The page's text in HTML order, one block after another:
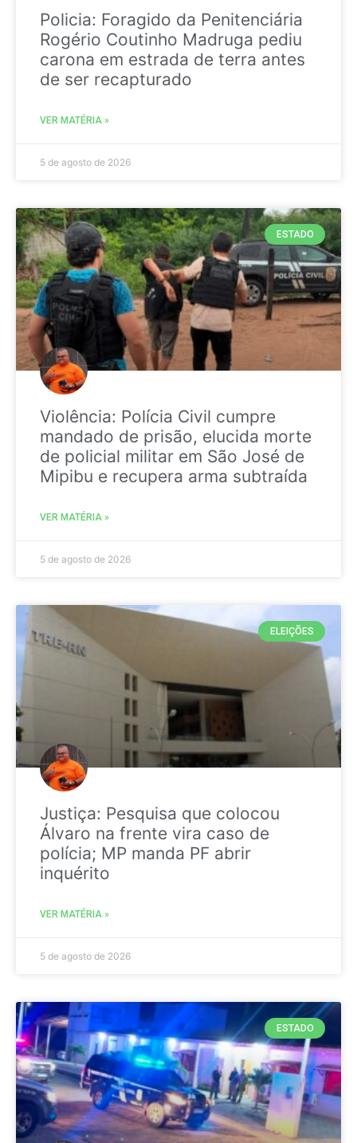
Policia: Foragido da Penitenciária
Rogério Coutinho Madruga pediu
carona em estrada de terra antes
de ser recapturado
VER MATÉRIA »
5 de agosto de 2026
ESTADO
Violência: Polícia Civil cumpre
mandado de prisão, elucida morte
de policial militar em São José de
Mipibu e recupera arma subtraída
VER MATÉRIA »
5 de agosto de 2026
ELEIÇÕES
Justiça: Pesquisa que colocou
Álvaro na frente vira caso de
polícia; MP manda PF abrir
inquérito
VER MATÉRIA »
5 de agosto de 2026
ESTADO